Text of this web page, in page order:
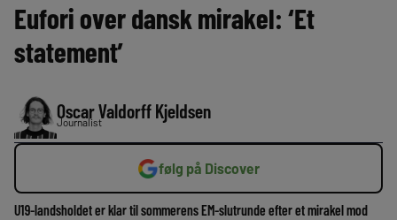
Eufori over dansk mirakel: ‘Et
statement’
Oscar Valdorff Kjeldsen
Journalist
følg på Discover
U19-landsholdet er klar til sommerens EM-slutrunde efter et mirakel mod